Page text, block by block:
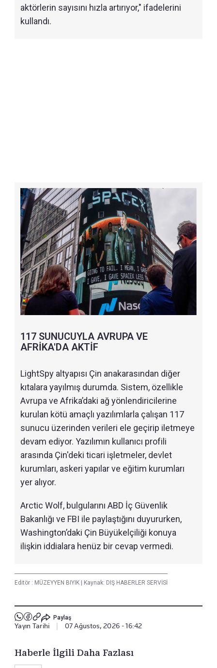
aktörlerin sayısını hızla artırıyor," ifadelerini
kullandı.
117 SUNUCUYLA AVRUPA VE
AFRİKA'DA AKTİF
LightSpy altyapısı Çin anakarasından diğer
kıtalara yayılmış durumda. Sistem, özellikle
Avrupa ve Afrika’daki ağ yönlendiricilerine
kurulan kötü amaçlı yazılımlarla çalışan 117
sunucu üzerinden verileri ele geçirip iletmeye
devam ediyor. Yazılımın kullanıcı profili
arasında Çin'deki ticari işletmeler, devlet
kurumları, askeri yapılar ve eğitim kurumları
yer alıyor.
Arctic Wolf, bulgularını ABD İç Güvenlik
Bakanlığı ve FBI ile paylaştığını duyururken,
Washington’daki Çin Büyükelçiliği konuya
ilişkin iddialara henüz bir cevap vermedi.
Editör : MÜZEYYEN BIYIK Kaynak: DIŞ HABERLER SERVİSİ
Paylaş
Yayın Tarihi 07 Ağustos, 2026 - 16:42
Haberle İlgili Daha Fazlası